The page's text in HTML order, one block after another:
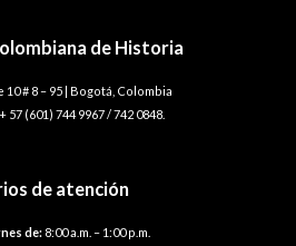
de Historia
10 # 8 – 95 | Bogotá, Colombia
57 (601) 744 9967 / 742 0848.
de atención
de: 8:00 a.m. – 1:00 p.m.